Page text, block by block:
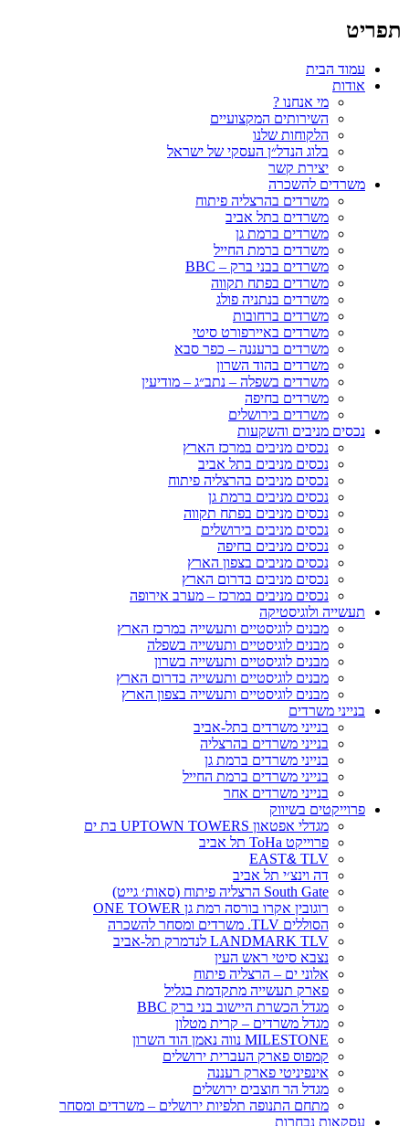
תפריט
עמוד הבית
אודות
מי אנחנו ?
השירותים המקצועיים
הלקוחות שלנו
בלוג הנדל״ן העסקי של ישראל
יצירת קשר
משרדים להשכרה
משרדים בהרצליה פיתוח
משרדים בתל אביב
משרדים ברמת גן
משרדים ברמת החייל
משרדים בבני ברק – BBC
משרדים בפתח תקווה
משרדים בנתניה פולג
משרדים ברחובות
משרדים באיירפורט סיטי
משרדים ברעננה – כפר סבא
משרדים בהוד השרון
משרדים בשפלה – נתב״ג – מודיעין
משרדים בחיפה
משרדים בירושלים
נכסים מניבים והשקעות
נכסים מניבים במרכז הארץ
נכסים מניבים בתל אביב
נכסים מניבים בהרצליה פיתוח
נכסים מניבים ברמת גן
נכסים מניבים בפתח תקווה
נכסים מניבים בירושלים
נכסים מניבים בחיפה
נכסים מניבים בצפון הארץ
נכסים מניבים בדרום הארץ
נכסים מניבים במרכז – מערב אירופה
תעשייה ולוגיסטיקה
מבנים לוגיסטיים ותעשייה במרכז הארץ
מבנים לוגיסטיים ותעשייה בשפלה
מבנים לוגיסטיים ותעשייה בשרון
מבנים לוגיסטיים ותעשייה בדרום הארץ
מבנים לוגיסטיים ותעשייה בצפון הארץ
בנייני משרדים
בנייני משרדים בתל-אביב
בנייני משרדים בהרצליה
בנייני משרדים ברמת גן
בנייני משרדים ברמת החייל
בנייני משרדים אחר
פרוייקטים בשיווק
מגדלי אפטאון UPTOWN TOWERS בת ים
פרוייקט ToHa תל אביב
EAST& TLV
דה וינצ׳י תל אביב
South Gate הרצליה פיתוח (סאות׳ גייט)
רוגובין אקרו בורסה רמת גן ONE TOWER
הסוללים TLV. משרדים ומסחר להשכרה
LANDMARK TLV לנדמרק תל-אביב
נצבא סיטי ראש העין
אלוני ים – הרצליה פיתוח
פארק תעשייה מתקדמת בגליל
מגדל הכשרת היישוב בני ברק BBC
מגדל משרדים – קרית מטלון
MILESTONE נווה נאמן הוד השרון
קמפוס פארק העברית ירושלים
אינפיניטי פארק רעננה
מגדל הר חוצבים ירושלים
מתחם התנופה תלפיות ירושלים – משרדים ומסחר
עסקאות נבחרות